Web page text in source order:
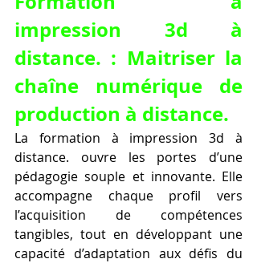
impression 3d à
distance. : Maitriser la
chaîne numérique de
production à distance.
La formation à impression 3d à
distance. ouvre les portes d’une
pédagogie souple et innovante. Elle
accompagne chaque profil vers
l’acquisition de compétences
tangibles, tout en développant une
capacité d’adaptation aux défis du